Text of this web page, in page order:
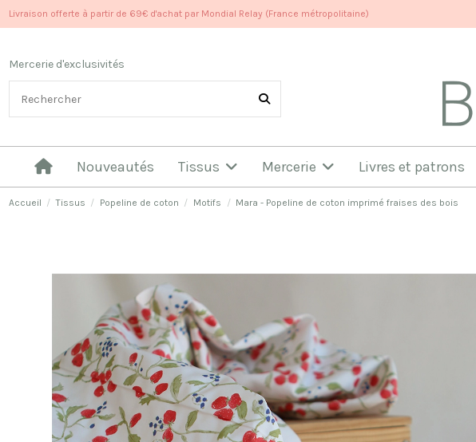
Livraison offerte à partir de 69€ d'achat par Mondial Relay (France métropolitaine)
Mercerie d'exclusivités
Nouveautés Tissus Mercerie Livres et patrons
Accueil Tissus Popeline de coton Motifs Mara - Popeline de coton imprimé fraises des bois